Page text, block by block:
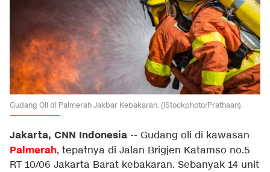
Gudang Oli di Palmerah Jakbar Kebakaran. (iStockphoto/Prathaan).
Jakarta, CNN Indonesia -- Gudang oli di kawasan
Palmerah, tepatnya di Jalan Brigjen Katamso no.5
RT 10/06 Jakarta Barat kebakaran. Sebanyak 14 unit